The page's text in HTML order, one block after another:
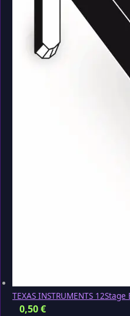
TEXAS INSTRUMENTS
0,50€